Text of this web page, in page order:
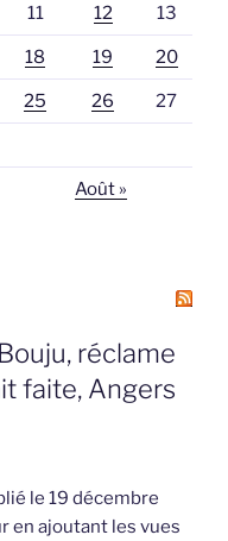
11 12 13
18 19 20
25 26 27
Août »
réclame
faite, Angers
le 19 décembre
en ajoutant les vues